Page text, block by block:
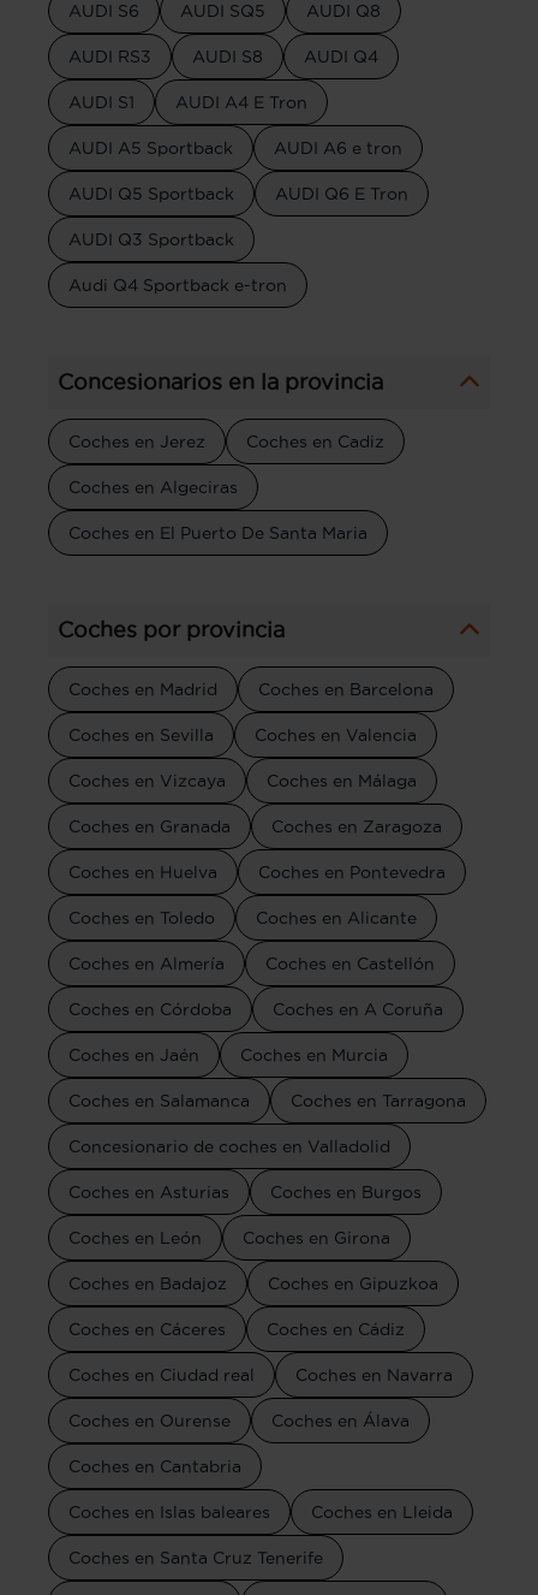
AUDI S6 AUDI SQ5 AUDI Q8
AUDI RS3 AUDI S8 AUDI Q4
AUDI S1 AUDI A4 E Tron
AUDI A5 Sportback AUDI A6 e tron
AUDI Q5 Sportback AUDI Q6 E Tron
AUDI Q3 Sportback
Audi Q4 Sportback e-tron
Concesionarios en la provincia
Coches en Jerez Coches en Cadiz
Coches en Algeciras
Coches en El Puerto De Santa Maria
Coches por provincia
Coches en Madrid Coches en Barcelona
Coches en Sevilla Coches en Valencia
Coches en Vizcaya Coches en Málaga
Coches en Granada Coches en Zaragoza
Coches en Huelva Coches en Pontevedra
Coches en Toledo Coches en Alicante
Coches en Almería Coches en Castellón
Coches en Córdoba Coches en A Coruña
Coches en Jaén Coches en Murcia
Coches en Salamanca Coches en Tarragona
Concesionario de coches en Valladolid
Coches en Asturias Coches en Burgos
Coches en León Coches en Girona
Coches en Badajoz Coches en Gipuzkoa
Coches en Cáceres Coches en Cádiz
Coches en Ciudad real Coches en Navarra
Coches en Ourense Coches en Álava
Coches en Cantabria
Coches en Islas baleares Coches en Lleida
Coches en Santa Cruz Tenerife